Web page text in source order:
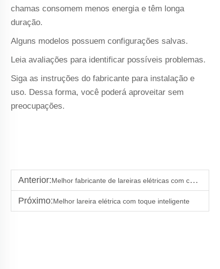
chamas consomem menos energia e têm longa
duração.
Alguns modelos possuem configurações salvas.
Leia avaliações para identificar possíveis problemas.
Siga as instruções do fabricante para instalação e
uso. Dessa forma, você poderá aproveitar sem
preocupações.
Anterior:Melhor fabricante de lareiras elétricas com controle remoto e aplicativo
Próximo:Melhor lareira elétrica com toque inteligente